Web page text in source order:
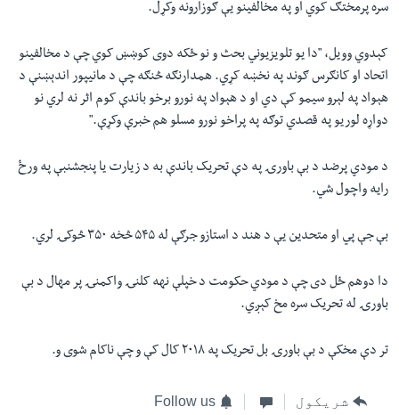
سره پرمختګ کوي او په مخالفینو یې ګوزارونه وکړل.
کېدوي وویل، "دا یو تلویزیوني بحث و نو ځکه دوی کوښښ کوي چې د مخالفینو
اتحاد او کانګرس ګوند په نخښه کړي. همدارنګه څنګه چې د مانیپور اندېښنې د
هېواد په لېرو سیمو کې دي او د هېواد په نورو برخو باندې کوم اثر نه لري نو
دواړه لوریو په قصدي توګه په پراخو نورو مسلو هم خبرې وکړې."
د مودي پرضد د بې باورۍ په دې تحریک باندې به د زیارت یا پنجشنبې په ورځ
رایه واچول شي.
بې جې پي او متحدین یې د هند د استازو جرګې له ۵۴۵ څخه ۳۵۰ څوکۍ لري.
دا دوهم ځل دی چې د مودي حکومت د خپلې نهه کلنۍ واکمنۍ پر مهال د بې
باورۍ له تحریک سره مخ کېږي.
تر دې مخکې د بې باورۍ بل تحریک په ۲۰۱۸ کال کې و چې ناکام شوی و.
شریکول Follow us